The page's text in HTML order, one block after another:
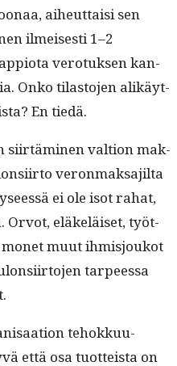
aiheut­taisi sen
ilmeis­es­ti 1–2
vero­tuk­sen kan­
Onko tilas­to­jen alikäyt­
En tiedä.
siirtämi­nen val­tion mak­
veron­mak­sajil­ta
ei ole isot rahat,
Orvot, eläkeläiset, työt­
muut ihmisjoukot
tarpeessa
tehokku­u­
että osa tuot­teista on